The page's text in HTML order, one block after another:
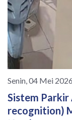
Senin, 04 Mei
Sistem Parkir
recognition)